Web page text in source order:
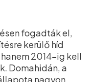
fogadták el,
kerülő híd
2014-ig kell
Domahidán, a
nagyon